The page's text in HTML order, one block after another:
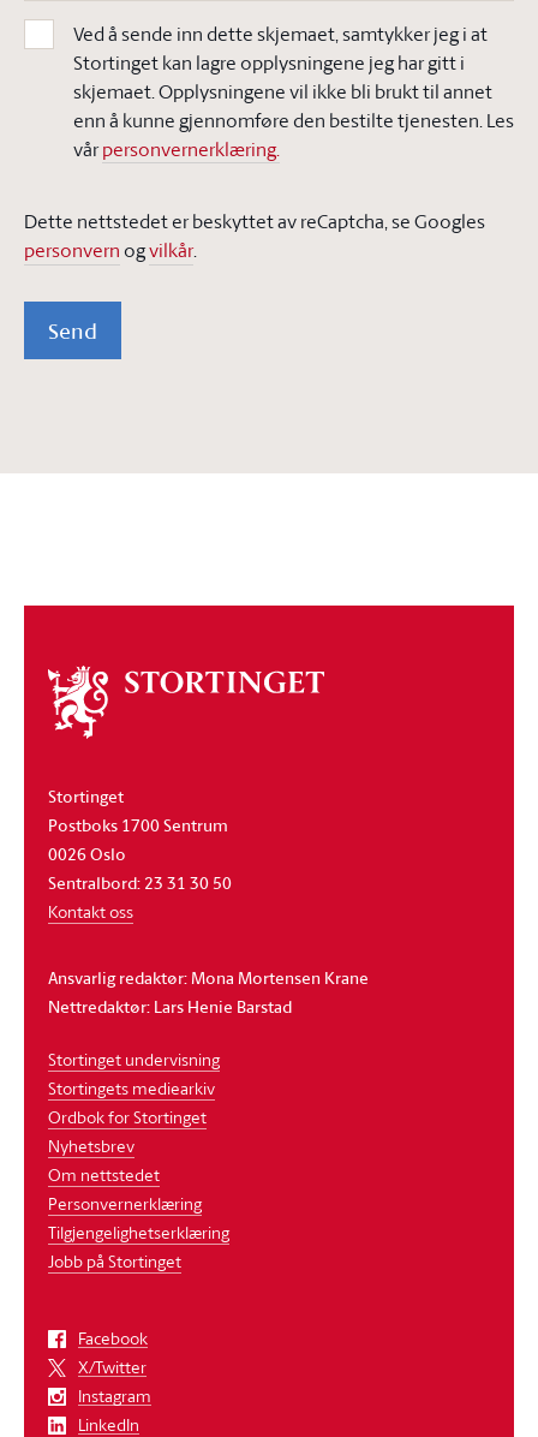
Ved å sende inn dette skjemaet, samtykker jeg i at
Stortinget kan lagre opplysningene jeg har gitt i
skjemaet. Opplysningene vil ikke bli brukt til annet
enn å kunne gjennomføre den bestilte tjenesten. Les
vårpersonvernerklæring.
Dette nettstedet er beskyttet av reCaptcha, se Googles
personvern ogvilkår.
Send
Om
stortinget
Stortinget
Postboks 1700 Sentrum
0026 Oslo
Sentralbord: 23 31 30 50
Kontakt oss
Ansvarlig redaktør: Mona Mortensen Krane
Nettredaktør: Lars Henie Barstad
Stortinget undervisning
Stortingets mediearkiv
Ordbok for Stortinget
Nyhetsbrev
Om nettstedet
Personvernerklæring
Tilgjengelighetserklæring
Jobb på Stortinget
Facebook
X/Twitter
Instagram
LinkedIn